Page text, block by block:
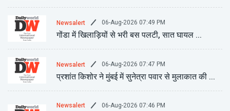
Newsalert 06-Aug-2026 07:49 PM
गोंडा में खिलाड़ियों से भरी बस पलटी, सात घायल ...
Newsalert 06-Aug-2026 07:47 PM
प्रशांत किशोर ने मुंबई में सुनेत्रा पवार से मुलाकात की ...
Newsalert 06-Aug-2026 07:46 PM